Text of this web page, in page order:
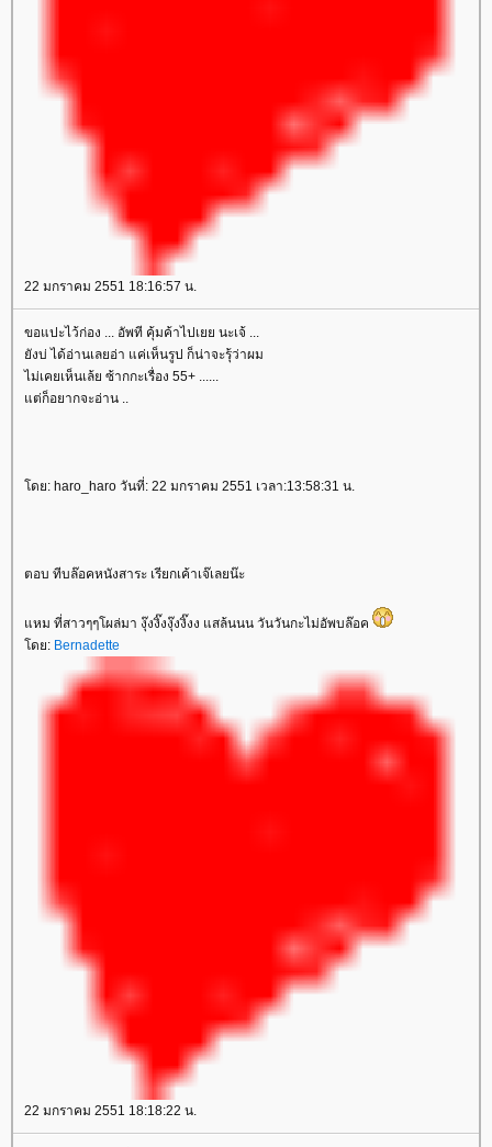
22 มกราคม 2551 18:16:57 น.
ขอแปะไว้ก่อง ... อัพที คุ้มค้าไปเยย นะเจ้ ...
ังบ่ ได้อ่านเลยอ่า แค่เห็นรูป ก็น่าจะรุ้ว่าผม
ไม่เคยเห็นเล้ย ซ้ากกะเรื่อง 55+ ......
ต่ก็อยากจะอ่าน ..
ดย: haro_haro วันที่: 22 มกราคม 2551 เวลา:13:58:31 น.
ตอบ ทีบล๊อคหนังสาระ เรียกเค้าเจ๊เลยน๊ะ
หม ที่สาวๆๆโผล่มา งุ๊งงิ๊งงุ๊งงิ๊งง แสล้นนน วันวันกะไม่อัพบล๊อค
ดย: Bernadette
22 มกราคม 2551 18:18:22 น.